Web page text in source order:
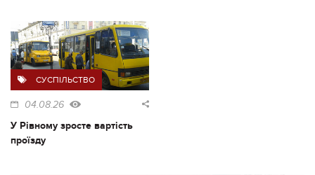
СУСПІЛЬСТВО
04.08.26
У Рівному зросте вартість
проїзду